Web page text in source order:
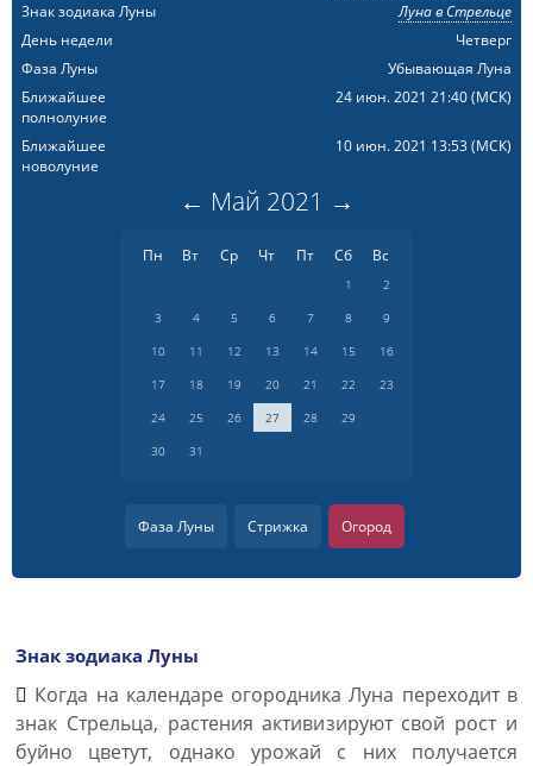
Знак зодиака Луны
Луна в Стрельце
День недели
Четверг
Фаза Луны
Убывающая Луна
Ближайшее
полнолуние
24 июн. 2021 21:40(МСК)
Ближайшее
новолуние
10 июн. 2021 13:53(МСК)
← Май 2021 →
Пн Вт Ср Чт Пт Сб Вс
1
2
3
4 5 6 7 8
9
10
11 12 13 14 15
16
17
18 19 20 21 22
23
24
25 26 27 28
29
30
31
Фаза Луны Стрижка Огород
Знак зодиака Луны
Когда на календаре огородника Луна переходит в
знак Стрельца, растения активизируют свой рост и
буйно цветут, однако урожай с них получается